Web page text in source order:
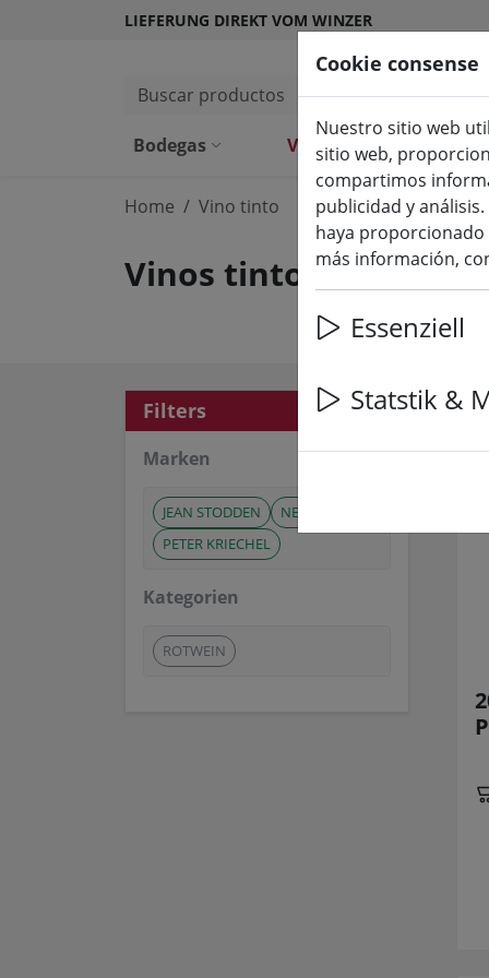
LIEFERUNG DIREKT VOM WINZER
Buscar productos
Bodegas Vino tinto(aktuelleVino
Home Vino tinto
Vinos tintos del Ahr
Filters
Marken
JEAN STODDEN
NELLES
PETER KRIECHEL
Kategorien
ROTWEIN
28
Cookie consense
Nuestro sitio web
sitio web,
compartimos
publicidad y
haya
más información,
Essenziell
Statstik &